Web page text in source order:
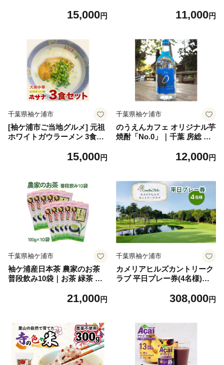
代替肉 植物たんぱく食品 ソ
15,000円 11,000円
千葉県袖ケ浦市
[袖ケ浦市ご当地グルメ] 元祖
ホワイトガウラーメン 3食セ
15,000円
千葉県袖ケ浦市
のうえんカフェ オリジナル芋
焼酎「No.0」｜千葉 房総 カ
12,000円
千葉県袖ケ浦市
袖ケ浦産日本茶 農家のお茶
普段飲み10袋｜お茶 緑茶 お
伝統 深蒸し 武井製茶 房総 千
21,000円
千葉県袖ケ浦市
カメリアヒルズカントリーク
ラブ 平日プレー券(4名様)｜
プレー券 ラウンド キャディ
308,000円